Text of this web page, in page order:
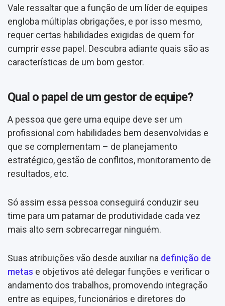
Vale ressaltar que a função de um líder de equipes
engloba múltiplas obrigações, e por isso mesmo,
requer certas habilidades exigidas de quem for
cumprir esse papel. Descubra adiante quais são as
características de um bom gestor.
Qual o papel de um gestor de equipe?
A pessoa que gere uma equipe deve ser um
profissional com habilidades bem desenvolvidas e
que se complementam – de planejamento
estratégico, gestão de conflitos, monitoramento de
resultados, etc.
Só assim essa pessoa conseguirá conduzir seu
time para um patamar de produtividade cada vez
mais alto sem sobrecarregar ninguém.
Suas atribuições vão desde auxiliar na definição de
metas e objetivos até delegar funções e verificar o
andamento dos trabalhos, promovendo integração
entre as equipes, funcionários e diretores do